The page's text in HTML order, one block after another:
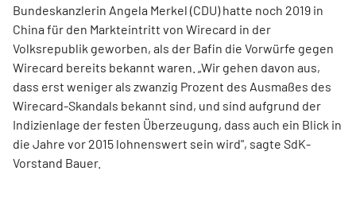
Bundeskanzlerin Angela Merkel (CDU) hatte noch 2019 in
China für den Markteintritt von Wirecard in der
Volksrepublik geworben, als der Bafin die Vorwürfe gegen
Wirecard bereits bekannt waren. „Wir gehen davon aus,
dass erst weniger als zwanzig Prozent des Ausmaßes des
Wirecard-Skandals bekannt sind, und sind aufgrund der
Indizienlage der festen Überzeugung, dass auch ein Blick in
die Jahre vor 2015 lohnenswert sein wird", sagte SdK-
Vorstand Bauer.